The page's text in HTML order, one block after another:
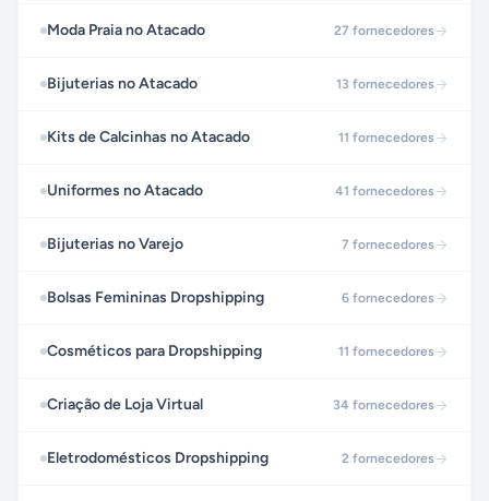
Moda Praia no Atacado 27 fornecedores
Bijuterias no Atacado 13 fornecedores
Kits de Calcinhas no Atacado 11 fornecedores
Uniformes no Atacado 41 fornecedores
Bijuterias no Varejo 7 fornecedores
Bolsas Femininas Dropshipping 6 fornecedores
Cosméticos para Dropshipping 11 fornecedores
Criação de Loja Virtual 34 fornecedores
Eletrodomésticos Dropshipping 2 fornecedores